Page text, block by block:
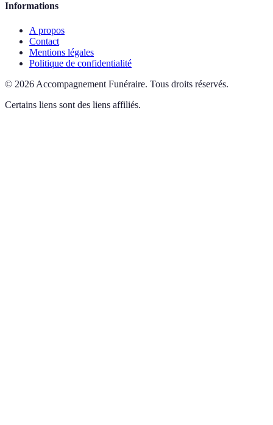
Informations
A propos
Contact
Mentions légales
Politique de confidentialité
© 2026 Accompagnement Funéraire. Tous droits réservés.
Certains liens sont des liens affiliés.